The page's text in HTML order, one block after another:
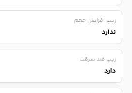
زیپ افزایش حجم
ندارد
زیپ ضد سرقت
دارد